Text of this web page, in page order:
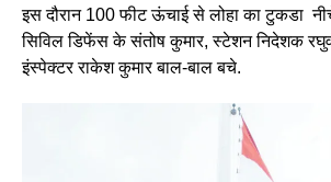
इस दौरान 100 फीट ऊंचाई से लोहा का टुकडा
सिविल डिफेंस के संतोष कुमार, स्टेशन निदेशक
इंस्पेक्टर राकेश कुमार बाल-बाल बचे.